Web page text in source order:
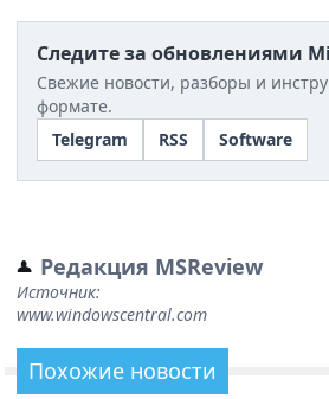
Следите за обновлениями
Свежие новости, разборы и
формате.
Telegram
RSS Software
Редакция MSReview
Источник:
www.windowscentral.com
Похожие новости